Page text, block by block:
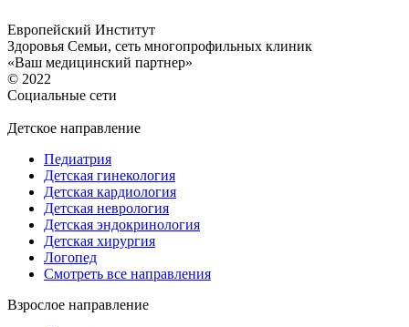
Европейский Институт
Здоровья Семьи, сеть многопрофильных клиник
«Ваш медицинский партнер»
© 2022
Социальные сети
Детское направление
Педиатрия
Детская гинекология
Детская кардиология
Детская неврология
Детская эндокринология
Детская хирургия
Логопед
Смотреть все направления
Взрослое направление